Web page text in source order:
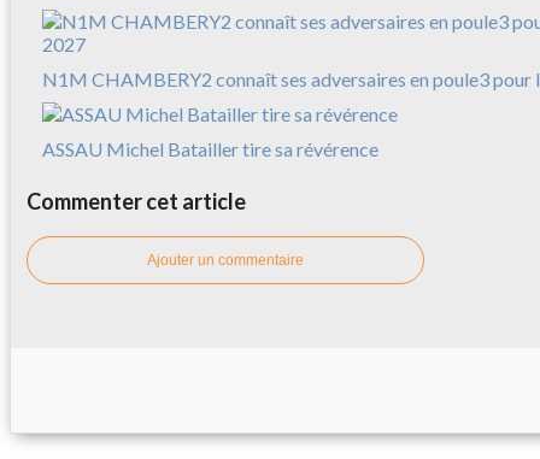
N1M CHAMBERY2 connaît ses adversaires en poule3 pour
ASSAU Michel Batailler tire sa révérence
Commenter cet article
Ajouter un commentaire